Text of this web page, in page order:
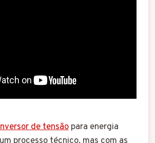
de tensãopara energia